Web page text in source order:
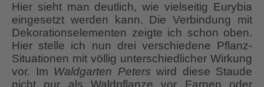
Hier sieht man deutlich, wie vielseitig Eurybia
eingesetzt werden kann. Die Verbindung mit
Dekorationselementen zeigte ich schon oben.
Hier stelle ich nun drei verschiedene Pflanz-
Situationen mit völlig unterschiedlicher Wirkung
vor. Im Waldgarten Peters wird diese Staude